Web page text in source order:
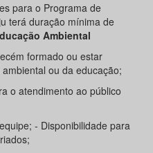
para o Programa de
terá duração mínima de
Ambiental
formado ou estar
ou da educação;
o atendimento ao público
- Disponibilidade para